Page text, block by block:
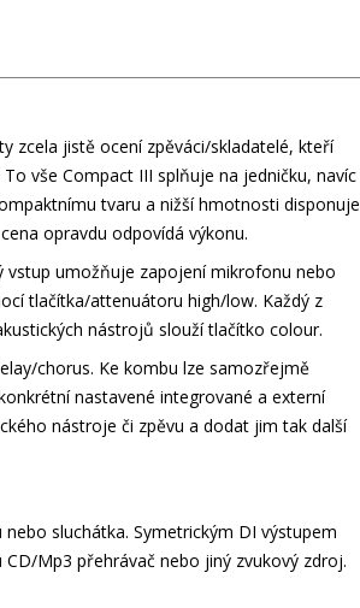
zcela jistě ocení zpěváci/skladatelé, kteří
vše Compact III splňuje na jedničku, navíc
tvaru a nižší hmotnosti disponuje
opravdu odpovídá výkonu.
vstup umožňuje zapojení mikrofonu nebo
tlačítka/attenuátoru high/low. Každý z
nástrojů slouží tlačítko colour.
chorus. Ke kombu lze samozřejmě
nastavené integrované a externí
nástroje či zpěvu a dodat jim tak další
sluchátka. Symetrickým DI výstupem
Mp3 přehrávač nebo jiný zvukový zdroj.